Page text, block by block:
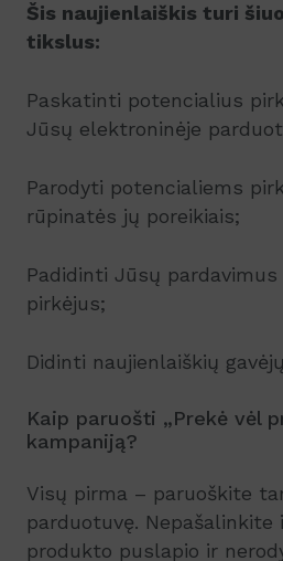
Šis naujienlaiškis turi
tikslus:
Paskatinti potencialius
Jūsų elektroninėje
Parodyti potencialiems
rūpinatės jų poreikiais;
Padidinti Jūsų
pirkėjus;
Didinti naujienlaiškių
Kaip paruošti „Prekė vėl
kampaniją?
Visų pirma – paruoškite
parduotuvę. Nepašalinkite
produkto puslapio ir